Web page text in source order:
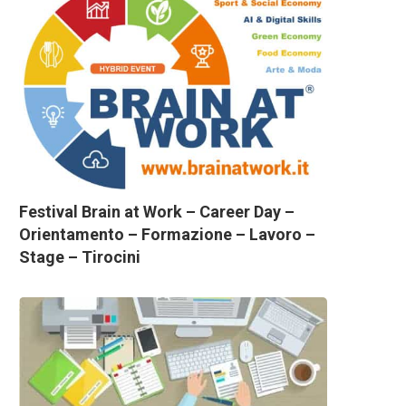
Festival Brain at Work – Career Day –
Orientamento – Formazione – Lavoro –
Stage – Tirocini